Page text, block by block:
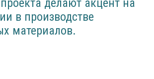
делают акцент на
в производстве
материалов.